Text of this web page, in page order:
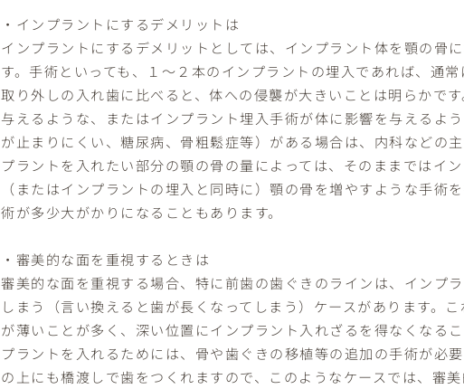
・インプラントにするデメリットは
インプラントにするデメリットとしては、インプラント体を顎の骨
す。手術といっても、１～２本のインプラントの埋入であれば、通
取り外しの入れ歯に比べると、体への侵襲が大きいことは明らかで
与えるような、またはインプラント埋入手術が体に影響を与えるよ
が止まりにくい、糖尿病、骨粗鬆症等）がある場合は、内科などの
プラントを入れたい部分の顎の骨の量によっては、そのままではイ
（またはインプラントの埋入と同時に）顎の骨を増やすような手術
術が多少大がかりになることもあります。
・審美的な面を重視するときは
審美的な面を重視する場合、特に前歯の歯ぐきのラインは、インプ
しまう（言い換えると歯が長くなってしまう）ケースがあります。
が薄いことが多く、深い位置にインプラント入れざるを得なくなる
プラントを入れるためには、骨や歯ぐきの移植等の追加の手術が必
の上にも橋渡しで歯をつくれますので、このようなケースでは、審